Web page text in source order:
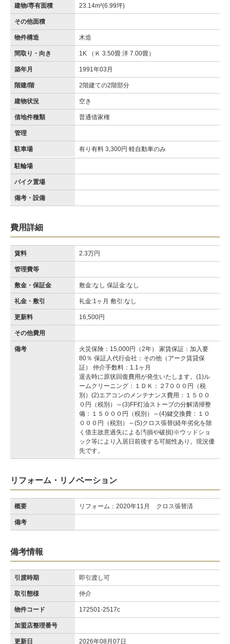
建物/専有面積 23.14m²(6.99坪)
その他面積
物件構造 木造
間取り・向き 1K （Ｋ 3.50畳 洋 7.00畳）
築年月 1991年03月
階建/階 2階建ての2階部分
建物状況 空き
借地件種類 普通借家権
管理
駐車場 有り有料 3,300円 軽自動車のみ
駐輪場
バイク置場
備考・設備
費用詳細
賃料 2.3万円
管理費等
敷金・保証金 敷金:なし 保証金:なし
礼金・敷引 礼金:1ヶ月 敷引:なし
更新料 16,500円
その他費用
備考
火災保険：15,000円（2年） 家賃保証：加入要
80％ 保証人代行会社：その他（アーク賃貸保
証） 仲介手数料：1.1ヶ月
退去時に原状回復費用が発生いたします。(1)ル
ームクリーニング：１ＤＫ：２7０００円（税
別）(2)エアコンのメンテナンス費用：１５００
０円（税別）～(3)FF灯油ストーブの分解清掃整
備：１５０００円（税別）～(4)鍵交換費：１０
０００円（税別）～(5)クロス張替(経年劣化を除
く借主故意過失による汚損や破損)※ウッドショ
ック等により入居日前後する可能性あり。現況優
先です。
リフォーム・リノベーション
概要 リフォーム：2020年11月 クロス張替済
備考
備考情報
引渡時期 即引渡し可
取引態様 仲介
物件コード 172501-2517c
加盟店整理番号
更新日 2026年08月07日